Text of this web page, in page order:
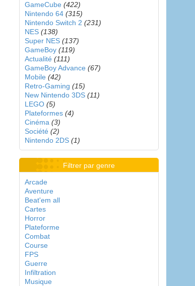
GameCube (422)
Nintendo 64 (315)
Nintendo Switch 2 (231)
NES (138)
Super NES (137)
GameBoy (119)
Actualité (111)
GameBoy Advance (67)
Mobile (42)
Retro-Gaming (15)
New Nintendo 3DS (11)
LEGO (5)
Plateformes (4)
Cinéma (3)
Société (2)
Nintendo 2DS (1)
Filtrer par genre
Arcade
Aventure
Beat'em all
Cartes
Horror
Plateforme
Combat
Course
FPS
Guerre
Infiltration
Musique